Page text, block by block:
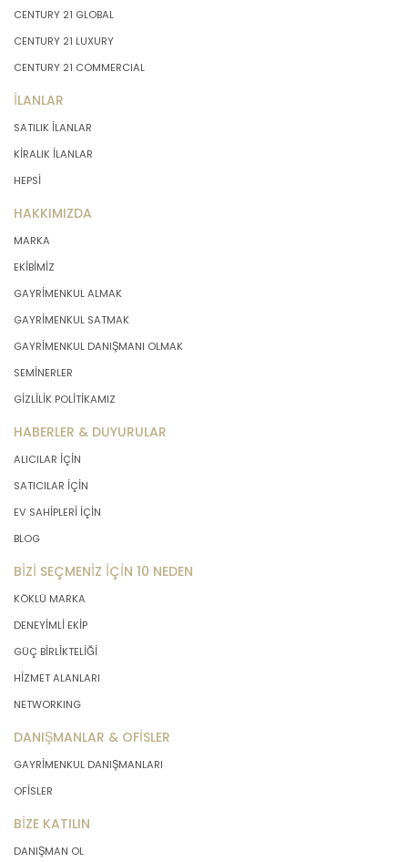
CENTURY 21 GLOBAL
CENTURY 21 LUXURY
CENTURY 21 COMMERCIAL
İLANLAR
SATILIK İLANLAR
KİRALIK İLANLAR
HEPSİ
HAKKIMIZDA
MARKA
EKİBİMİZ
GAYRİMENKUL ALMAK
GAYRİMENKUL SATMAK
GAYRİMENKUL DANIŞMANI OLMAK
SEMİNERLER
GİZLİLİK POLİTİKAMIZ
HABERLER & DUYURULAR
ALICILAR İÇİN
SATICILAR İÇİN
EV SAHİPLERİ İÇİN
BLOG
BİZİ SEÇMENİZ İÇİN 10 NEDEN
KÖKLÜ MARKA
DENEYİMLİ EKİP
GÜÇ BİRLİKTELİĞİ
HİZMET ALANLARI
NETWORKING
DANIŞMANLAR & OFİSLER
GAYRİMENKUL DANIŞMANLARI
OFİSLER
BİZE KATILIN
DANIŞMAN OL